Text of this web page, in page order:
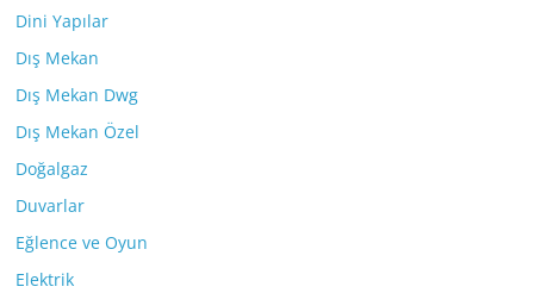
Dini Yapılar
Dış Mekan
Dış Mekan Dwg
Dış Mekan Özel
Doğalgaz
Duvarlar
Eğlence ve Oyun
Elektrik